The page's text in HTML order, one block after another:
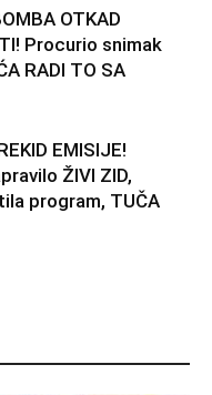
OTKAD
Procurio snimak
RADI TO SA
EMISIJE!
ŽIVI ZID,
program, TUČA